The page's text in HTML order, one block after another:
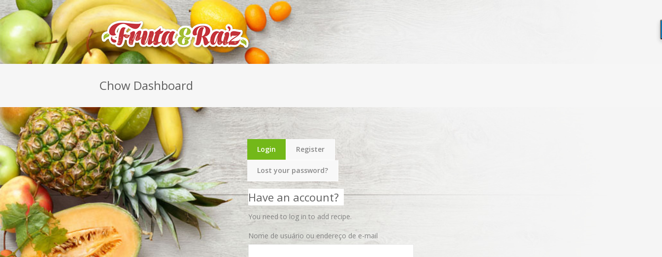
Chow Dashboard
Login Register
Lost your password?
Have an account?
You need to log in to add recipe.
Nome de usuário ou endereço de e-mail